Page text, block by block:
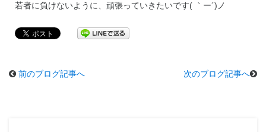
若者に負けないように、頑張っていきたいです( ｀ー´)ノ
前のブログ記事へ 次のブログ記事へ